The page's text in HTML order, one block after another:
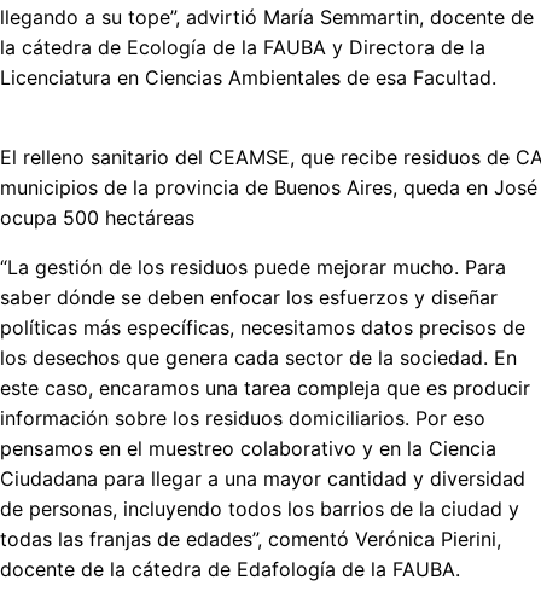
llegando a su tope”, advirtió María Semmartin, docente de
la cátedra de Ecología de la FAUBA y Directora de la
Licenciatura en Ciencias Ambientales de esa Facultad.
El relleno sanitario del CEAMSE, que recibe residuos de
municipios de la provincia de Buenos Aires, queda en
ocupa 500 hectáreas
“La gestión de los residuos puede mejorar mucho. Para
saber dónde se deben enfocar los esfuerzos y diseñar
políticas más específicas, necesitamos datos precisos de
los desechos que genera cada sector de la sociedad. En
este caso, encaramos una tarea compleja que es producir
información sobre los residuos domiciliarios. Por eso
pensamos en el muestreo colaborativo y en la Ciencia
Ciudadana para llegar a una mayor cantidad y diversidad
de personas, incluyendo todos los barrios de la ciudad y
todas las franjas de edades”, comentó Verónica Pierini,
docente de la cátedra de Edafología de la FAUBA.